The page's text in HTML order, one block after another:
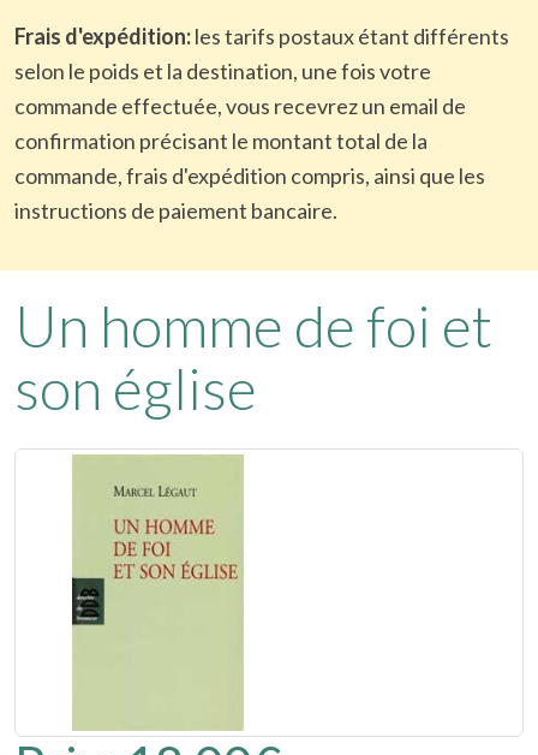
Frais d'expédition:les tarifs postaux étant différents
selon le poids et la destination, une fois votre
commande effectuée, vous recevrez un email de
confirmation précisant le montant total de la
commande, frais d'expédition compris, ainsi que les
instructions de paiement bancaire.
Un homme de foi et
son église